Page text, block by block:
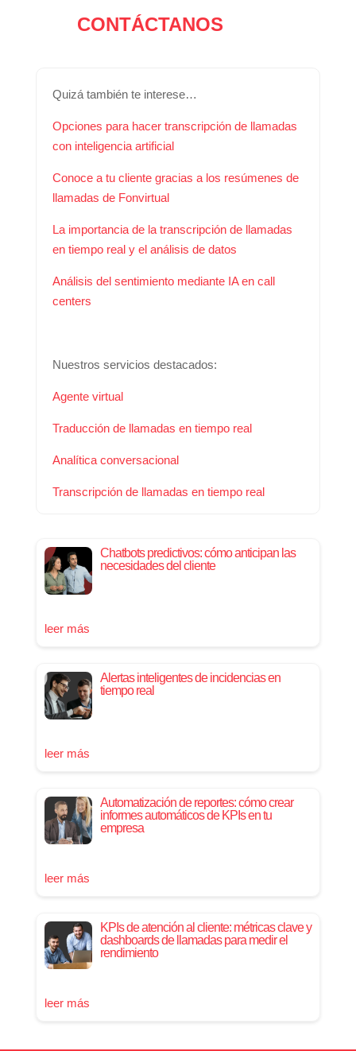
CONTÁCTANOS
Quizá también te interese…
Opciones para hacer transcripción de llamadas
con inteligencia artificial
Conoce a tu cliente gracias a los resúmenes de
llamadas de Fonvirtual
La importancia de la transcripción de llamadas
en tiempo real y el análisis de datos
Análisis del sentimiento mediante IA en call
centers
Nuestros servicios destacados:
Agente virtual
Traducción de llamadas en tiempo real
Analítica conversacional
Transcripción de llamadas en tiempo real
Chatbots predictivos: cómo anticipan las
necesidades del cliente
leer más
Alertas inteligentes de incidencias en
tiempo real
leer más
Automatización de reportes: cómo crear
informes automáticos de KPIs en tu
empresa
leer más
KPIs de atención al cliente: métricas clave y
dashboards de llamadas para medir el
rendimiento
leer más